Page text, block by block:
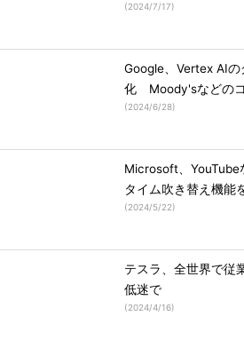
(2024/7/17)
Google、Vertex AI
化 Moody'sなどの
(2024/6/28)
Microsoft、YouTube
タイム吹き替え機能
(2024/5/22)
テスラ、全世界で
低迷で
(2024/4/16)